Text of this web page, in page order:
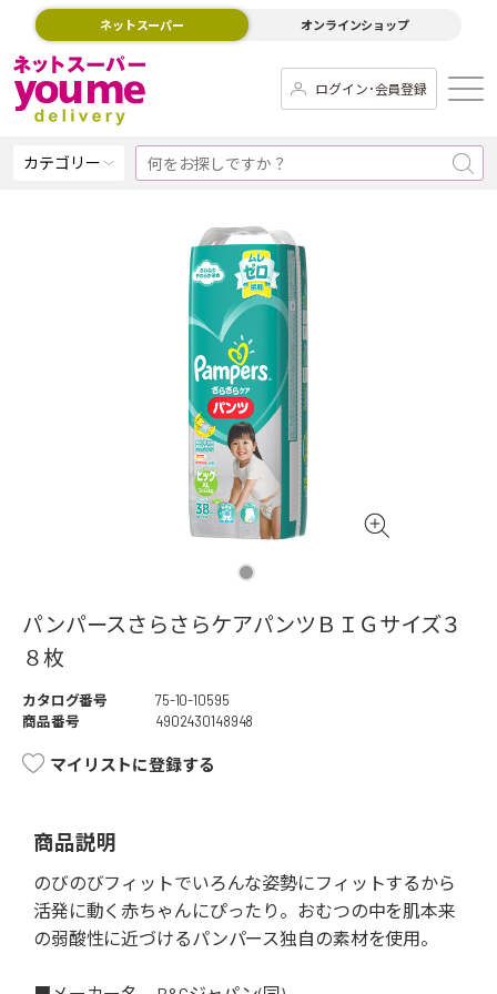
ネットスーパー オンラインショップ
ログイン･会員登録
カテゴリー
パンパースさらさらケアパンツＢＩＧサイズ３
８枚
カタログ番号
75-10-10595
商品番号
4902430148948
マイリストに登録する
商品説明
のびのびフィットでいろんな姿勢にフィットするから
活発に動く赤ちゃんにぴったり。おむつの中を肌本来
の弱酸性に近づけるパンパース独自の素材を使用。